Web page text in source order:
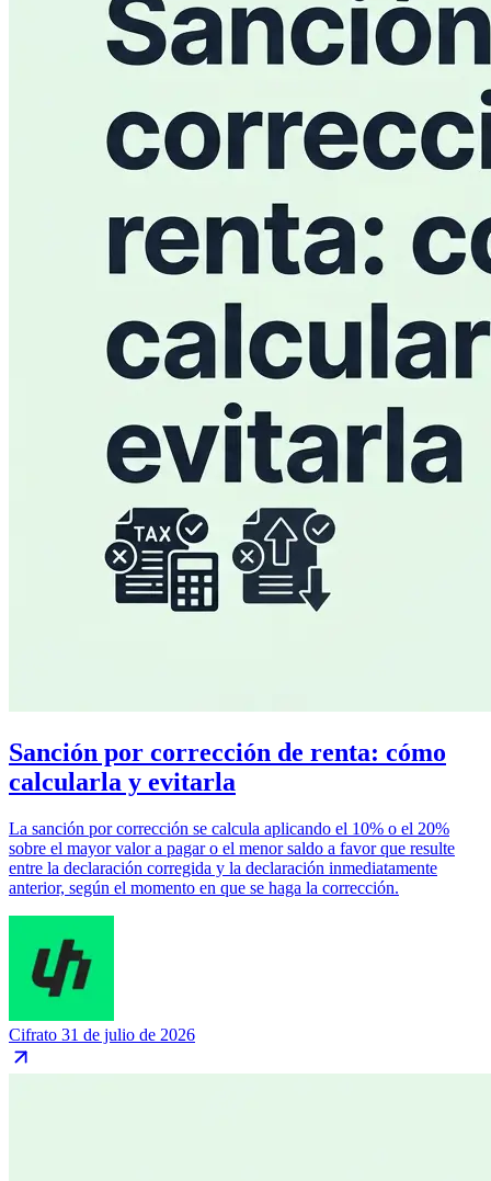
Sanción por corrección de renta: cómo
calcularla y evitarla
La sanción por corrección se calcula aplicando el 10% o el 20%
sobre el mayor valor a pagar o el menor saldo a favor que resulte
entre la declaración corregida y la declaración inmediatamente
anterior, según el momento en que se haga la corrección.
Cifrato 31 de julio de 2026